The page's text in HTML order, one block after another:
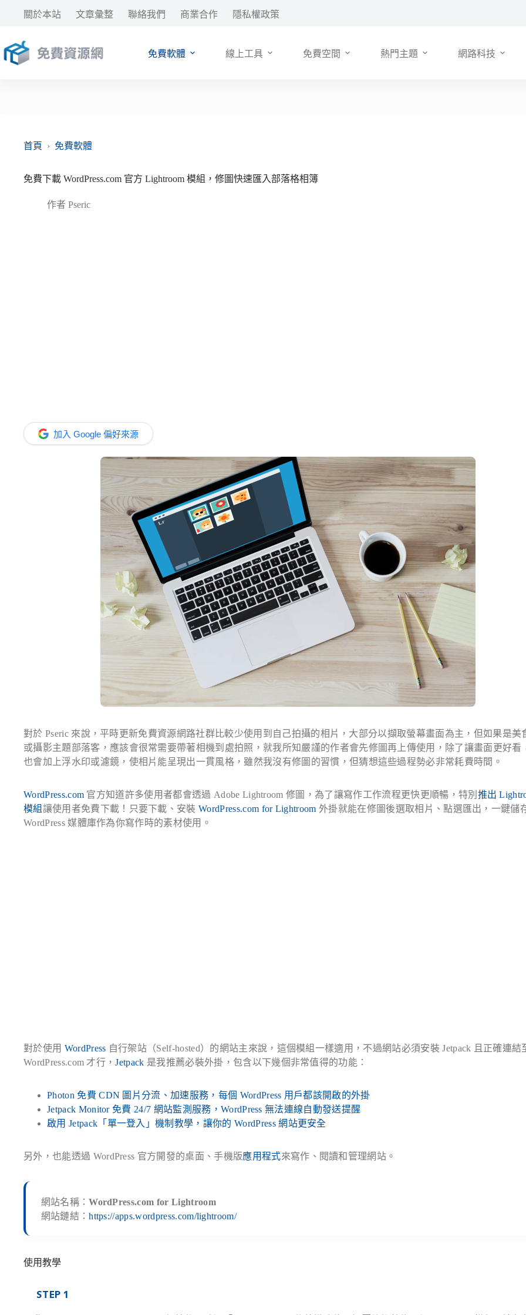
要
內
關於本站 文章彙整 聯絡我們 商業合作 隱私權政策
免費軟體 線上工具 免費空間 熱門主題 網路科技
首頁 › 免費軟體
免費下載 WordPress.com 官方 Lightroom 模組，修圖快速匯入部落格相簿
作者 Pseric
加入 Google 偏好來源
對於 Pseric 來說，平時更新免費資源網路社群比較少使用到自己拍攝的相片，大部分以擷取螢幕畫面為主，但如果是美
或攝影主題部落客，應該會很常需要帶著相機到處拍照，就我所知嚴謹的作者會先修圖再上傳使用，除了讓畫面更好看
也會加上浮水印或濾鏡，使相片能呈現出一貫風格，雖然我沒有修圖的習慣，但猜想這些過程勢必非常耗費時間。
WordPress.com 官方知道許多使用者都會透過 Adobe Lightroom 修圖，為了讓寫作工作流程更快更順暢，特別 推出
模組讓使用者免費下載！只要下載、安裝WordPress.com for Lightroom 外掛就能在修圖後選取相片、點選匯出，一鍵儲
WordPress 媒體庫作為你寫作時的素材使用。
對於使用 WordPress 自行架站（Self-hosted）的網站主來說，這個模組一樣適用，不過網站必須安裝 Jetpack 且正確連結
WordPress.com 才行，Jetpack 是我推薦必裝外掛，包含以下幾個非常值得的功能：
Photon 免費 CDN 圖片分流、加速服務，每個 WordPress 用戶都該開啟的外掛
Jetpack Monitor 免費 24/7 網站監測服務，WordPress 無法連線自動發送提醒
啟用 Jetpack「單一登入」機制教學，讓你的 WordPress 網站更安全
另外，也能透過 WordPress 官方開發的桌面、手機版應用程式來寫作、閱讀和管理網站。
網站名稱：WordPress.com for Lightroom
網站鏈結：https://apps.wordpress.com/lightroom/
使用教學
STEP 1